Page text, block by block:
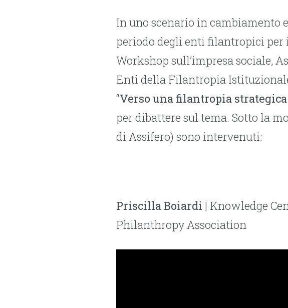
In uno scenario in cambiamento
periodo degli enti filantropici per
Workshop sull’impresa sociale,
Enti della Filantropia
“Verso una filantropia
per dibattere sul tema. Sotto la
di Assifero) sono intervenuti:
Priscilla Boiardi | Knowledge
Philanthropy Association